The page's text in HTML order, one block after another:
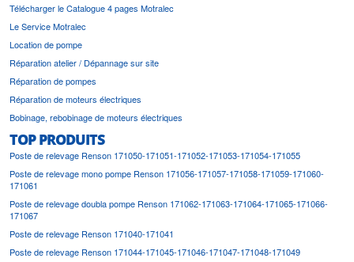
Télécharger le Catalogue 4 pages Motralec
Le Service Motralec
Location de pompe
Réparation atelier / Dépannage sur site
Réparation de pompes
Réparation de moteurs électriques
Bobinage, rebobinage de moteurs électriques
TOP PRODUITS
Poste de relevage Renson 171050-171051-171052-171053-171054-171055
Poste de relevage mono pompe Renson 171056-171057-171058-171059-171060-
171061
Poste de relevage doubla pompe Renson 171062-171063-171064-171065-171066-
171067
Poste de relevage Renson 171040-171041
Poste de relevage Renson 171044-171045-171046-171047-171048-171049